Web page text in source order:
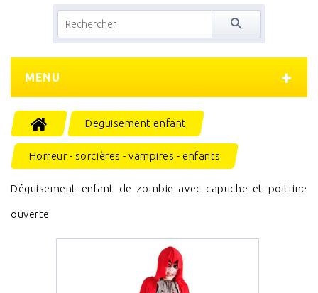
MENU
Deguisement enfant
Horreur - sorcières - vampires - enfants
Déguisement enfant de zombie avec capuche et poitrine
ouverte